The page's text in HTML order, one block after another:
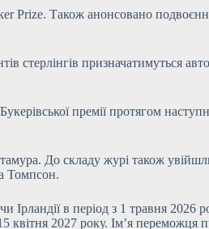
Prize. Також анонсовано
стерлінгів призначатимуться
премії протягом
До складу журі також
Томпсон.
Ірландії в період з 1 травня 2026
2027 року. Ім’я переможця